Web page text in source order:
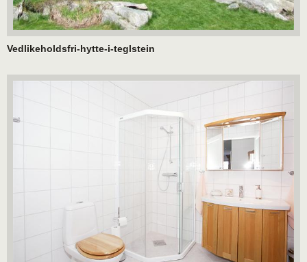
Vedlikeholdsfri-hytte-i-teglstein